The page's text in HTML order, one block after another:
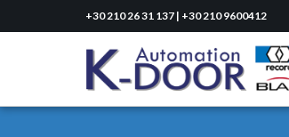
+30 210 26 31 137 | +30 210 9600412